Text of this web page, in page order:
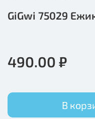
GiGwi 75029
490.00 ₽
В